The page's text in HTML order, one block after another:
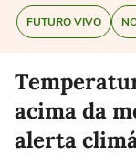
FUTURO VIVO
acima da
alerta